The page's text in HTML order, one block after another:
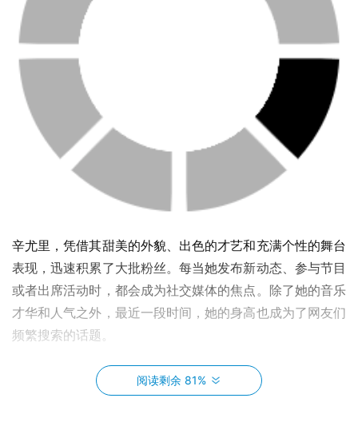
辛尤里，凭借其甜美的外貌、出色的才艺和充满个性的舞台
表现，迅速积累了大批粉丝。每当她发布新动态、参与节目
或者出席活动时，都会成为社交媒体的焦点。除了她的音乐
才华和人气之外，最近一段时间，她的身高也成为了网友们
频繁搜索的话题。
阅读剩余 81%